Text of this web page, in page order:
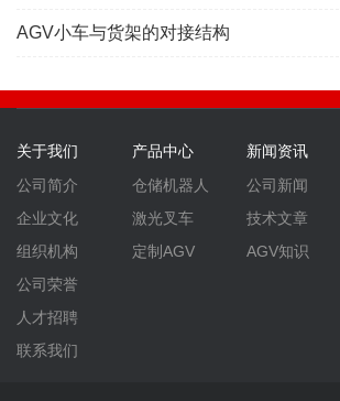
AGV小车与货架的对接结构
关于我们
公司简介
企业文化
组织机构
公司荣誉
人才招聘
联系我们
产品中心
仓储机器人
激光叉车
定制AGV
新闻资讯
公司新闻
技术文章
AGV知识